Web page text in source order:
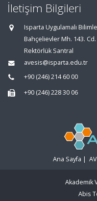
İletişim Bilgileri
Isparta Uygulamalı
Bahçelievler Mh. 143. Cd.
Rektörlük Santral
avesis@isparta.edu.tr
+90 (246) 214 60 00
+90 (246) 228 30 06
Ana Sayfa |
Akademik
Abis